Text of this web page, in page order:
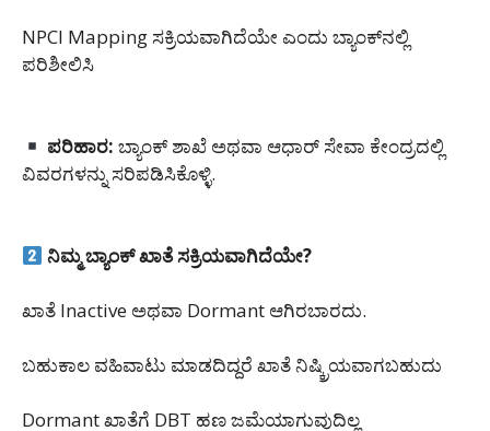
NPCI Mapping ಸಕ್ರಿಯವಾಗಿದೆಯೇ ಎಂದು ಬ್ಯಾಂಕ್‌ನಲ್ಲಿ
ಪರಿಶೀಲಿಸಿ
ಪರಿಹಾರ: ಬ್ಯಾಂಕ್ ಶಾಖೆ ಅಥವಾ ಆಧಾರ್ ಸೇವಾ ಕೇಂದ್ರದಲ್ಲಿ
ವಿವರಗಳನ್ನು ಸರಿಪಡಿಸಿಕೊಳ್ಳಿ.
ನಿಮ್ಮ ಬ್ಯಾಂಕ್ ಖಾತೆ ಸಕ್ರಿಯವಾಗಿದೆಯೇ?
ಖಾತೆ Inactive ಅಥವಾ Dormant ಆಗಿರಬಾರದು.
ಬಹುಕಾಲ ವಹಿವಾಟು ಮಾಡದಿದ್ದರೆ ಖಾತೆ ನಿಷ್ಕ್ರಿಯವಾಗಬಹುದು
Dormant ಖಾತೆಗೆ DBT ಹಣ ಜಮೆಯಾಗುವುದಿಲ್ಲ